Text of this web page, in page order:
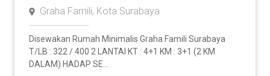
Graha Famili, Kota Surabaya
Disewakan Rumah Minimalis Graha Famili Surabaya
T/LB : 322 / 400 2 LANTAI KT : 4+1 KM : 3+1 (2 KM
DALAM) HADAP SE...